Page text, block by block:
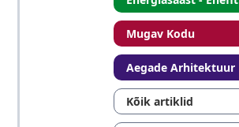
Mugav Kodu
Aegade Arhitektuur
Kõik artiklid